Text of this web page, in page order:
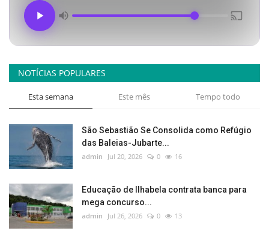
NOTÍCIAS POPULARES
Esta semana Este mês Tempo todo
São Sebastião Se Consolida como Refúgio
das Baleias-Jubarte...
admin Jul 20, 2026 0 16
Educação de Ilhabela contrata banca para
mega concurso...
admin Jul 26, 2026 0 13